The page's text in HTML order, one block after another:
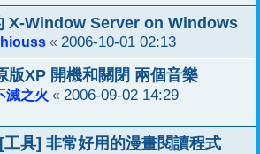
X-Window Server on Windows
« 2006-10-01 02:13
版XP 開機和關閉 兩個音樂
滅之火 « 2006-09-02 14:29
具] 非常好用的漫畫閱讀程式